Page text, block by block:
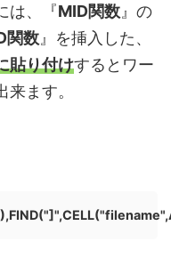
は、『MID関数 』の
関数 』を挿入した、
貼り付けするとワー
ます。